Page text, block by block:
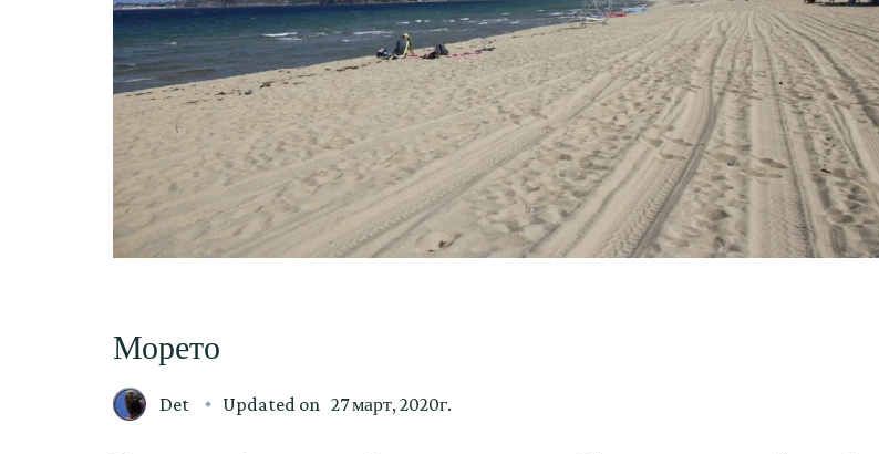
Морето
Det Updated on 27 март, 2020г.